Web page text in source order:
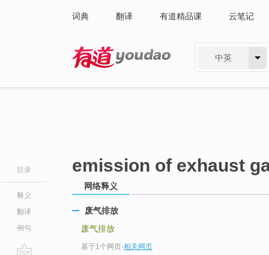
词典 翻译 有道精品课 云笔记
中英
目录
释义
翻译
例句
emission of exhaust
网络释义
废气排放
废气排放
基于1个网页-相关网页